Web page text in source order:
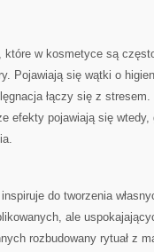
w kosmetyce są
Pojawiają się wątki o
łączy się z
efekty pojawiają się wtedy,
do tworzenia
ale
rozbudowany rytuał z